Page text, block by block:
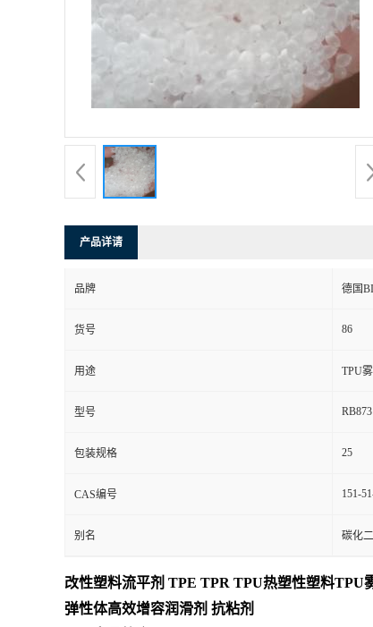
产品详请
品牌 德国
货号 86
用途 TPU
型号 RB873
包装规格 25
CAS编号 151-
别名 碳化
改性塑料流平剂 TPE TPR TPU热塑性塑料TPU
弹性体高效增容润滑剂 抗粘剂